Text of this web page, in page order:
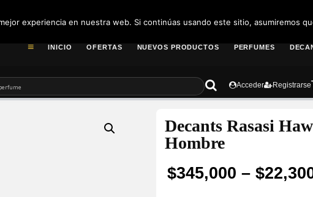
INICIO OFERTAS NUEVOS PRODUCTOS PERFUMES
Acceder Registrarse
Decants Rasasi
Hombre
$
–
$345,000
Price
experiencia en nuestra web. Si continúas usando este sitio, asumiremos